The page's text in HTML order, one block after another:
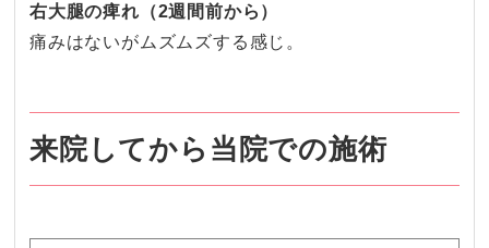
右大腿の痺れ（2週間前から ）
痛みはないがムズムズする感じ。
来院してから当院での施術